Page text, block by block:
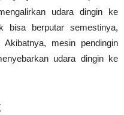
udara dingin ke
bisa berputar semestinya,
mesin pendingin
udara dingin ke